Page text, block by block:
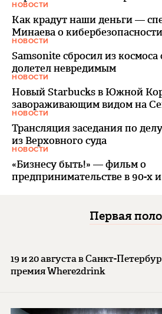
НОВОСТИ
Как крадут наши деньги —
Минаева о кибербезопасности
НОВОСТИ
Samsonite сбросил из
долетел невредимым
НОВОСТИ
Новый Starbucks в Южной
завораживающим видом на
НОВОСТИ
Трансляция заседания по
из Верховного суда
НОВОСТИ
«Бизнесу быть!» — фильм о
предпринимательстве в 90-х
Первая
19 и 20 августа в Санкт-
премия Where2drink